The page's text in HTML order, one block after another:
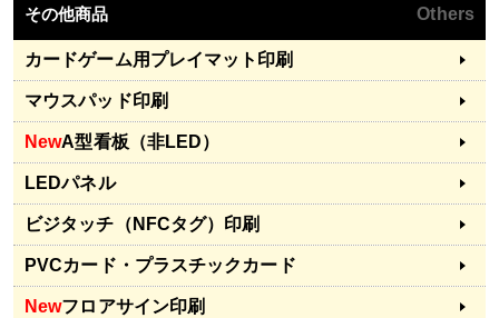
その他商品 Others
カードゲーム用プレイマット印刷
マウスパッド印刷
NewA型看板（非LED）
LEDパネル
ビジタッチ（NFCタグ）印刷
PVCカード・プラスチックカード
Newフロアサイン印刷